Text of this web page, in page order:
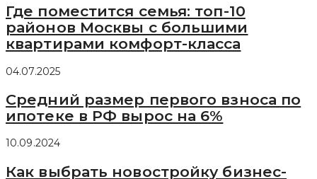
Где поместится семья: топ-10
районов Москвы с большими
квартирами комфорт-класса
04.07.2025
Средний размер первого взноса по
ипотеке в РФ вырос на 6%
10.09.2024
Как выбрать новостройку бизнес-